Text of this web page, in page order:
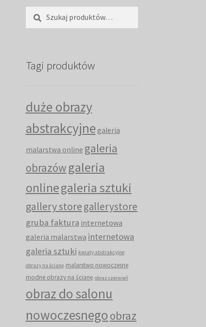
Szukaj:
Szukaj
Tagi produktów
duże obrazy
abstrakcyjne galeria
malarstwa online galeria
obrazów galeria
onlinegaleria sztuki
gallery storegallerystore
gruba faktura internetowa
galeria malarstwa internetowa
galeria sztuki kwiaty abstrakcyjne
obrazy na ścianę malarstwo nowoczesne
modne obrazy na ścianę obraz czerwień
obraz do salonu
nowoczesnegoobraz